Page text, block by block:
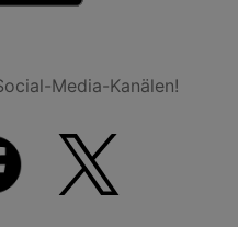
Media-Kanälen!